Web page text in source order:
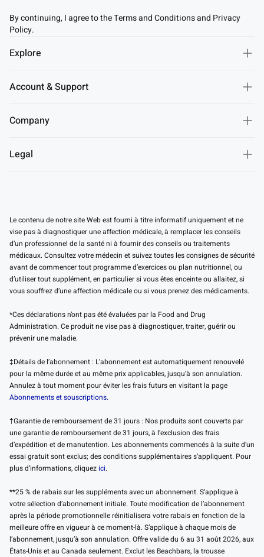
Explore
Account & Support
Company
Legal
By continuing, I agree to the Terms and Conditions and Privacy
Policy.
Le contenu de notre site Web est fourni à titre informatif uniquement et ne
vise pas à diagnostiquer une affection médicale, à remplacer les conseils
d’un professionnel de la santé ni à fournir des conseils ou traitements
médicaux. Consultez votre médecin et suivez toutes les consignes de sécurité
avant de commencer tout programme d’exercices ou plan nutritionnel, ou
d’utiliser tout supplément, en particulier si vous êtes enceinte ou allaitez, si
vous souffrez d’une affection médicale ou si vous prenez des médicaments.
*Ces déclarations n’ont pas été évaluées par la Food and Drug
Administration. Ce produit ne vise pas à diagnostiquer, traiter, guérir ou
prévenir une maladie.
‡Détails de l’abonnement : L’abonnement est automatiquement renouvelé
pour la même durée et au même prix applicables, jusqu’à son annulation.
Annulez à tout moment pour éviter les frais futurs en visitant la page
Abonnements et souscriptions.
†Garantie de remboursement de 31 jours : Nos produits sont couverts par
une garantie de remboursement de 31 jours, à l’exclusion des frais
d’expédition et de manutention. Les abonnements commencés à la suite d’un
essai gratuit sont exclus; des conditions supplémentaires s’appliquent. Pour
plus d’informations, cliquez ici.
**25 % de rabais sur les suppléments avec un abonnement. S’applique à
votre sélection d’abonnement initiale. Toute modification de l’abonnement
après la période promotionnelle réinitialisera votre rabais en fonction de la
meilleure offre en vigueur à ce moment-là. S’applique à chaque mois de
l’abonnement, jusqu’à son annulation. Offre valide du 6 au 31 août 2026, aux
États-Unis et au Canada seulement. Exclut les Beachbars, la trousse